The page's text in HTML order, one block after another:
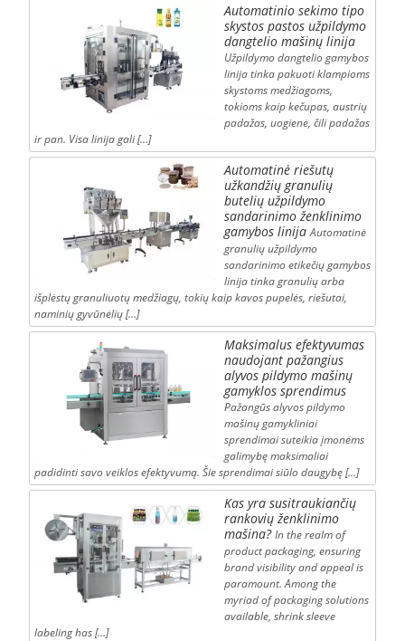
Automatinio sekimo tipo
skystos pastos užpildymo
dangtelio mašinų linija
Užpildymo dangtelio gamybos
linija tinka pakuoti klampioms
skystoms medžiagoms,
tokioms kaip kečupas, austrių
padažas, uogienė, čili padažas
ir pan. Visa linija gali […]
Automatinė riešutų
užkandžių granulių
butelių užpildymo
sandarinimo ženklinimo
gamybos linija Automatinė
granulių užpildymo
sandarinimo etikečių gamybos
linija tinka granulių arba
išplėstų granuliuotų medžiagų, tokių kaip kavos pupelės, riešutai,
naminių gyvūnėlių […]
Maksimalus efektyvumas
naudojant pažangius
alyvos pildymo mašinų
gamyklos sprendimus
Pažangūs alyvos pildymo
mašinų gamykliniai
sprendimai suteikia įmonėms
galimybę maksimaliai
padidinti savo veiklos efektyvumą. Šie sprendimai siūlo daugybę […]
Kas yra susitraukiančių
rankovių ženklinimo
mašina? In the realm of
product packaging, ensuring
brand visibility and appeal is
paramount. Among the
myriad of packaging solutions
available, shrink sleeve
labeling has […]